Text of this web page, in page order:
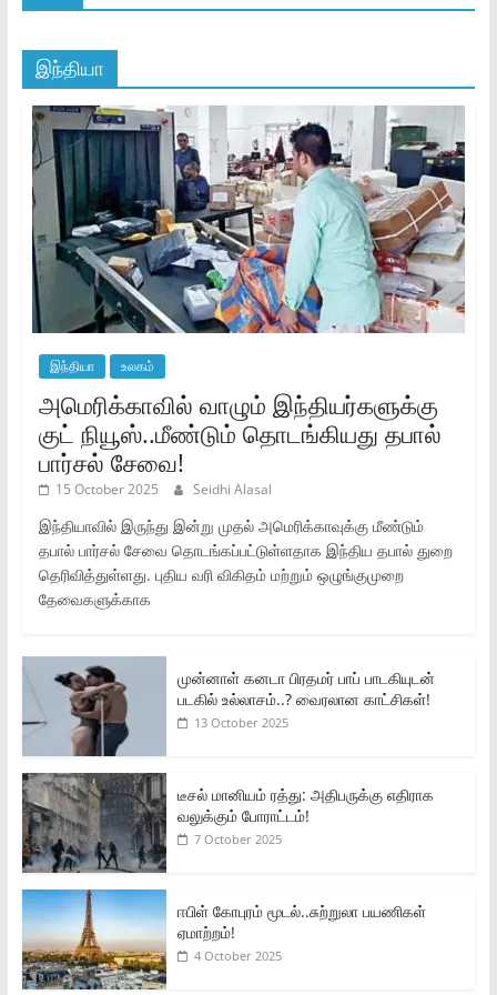
இந்தியா
இந்தியா உலகம்
அமெரிக்காவில் வாழும் இந்தியர்களுக்கு
குட் நியூஸ்..மீண்டும் தொடங்கியது தபால்
பார்சல் சேவை!
15 October 2025 Seidhi Alasal
இந்தியாவில் இருந்து இன்று முதல் அமெரிக்காவுக்கு மீண்டும்
தபால் பார்சல் சேவை தொடங்கப்பட்டுள்ளதாக இந்திய தபால் துறை
தெரிவித்துள்ளது. புதிய வரி விகிதம் மற்றும் ஒழுங்குமுறை
தேவைகளுக்காக
முன்னாள் கனடா பிரதமர் பாப் பாடகியுடன்
படகில் உல்லாசம்..? வைரலான காட்சிகள்!
13 October 2025
டீசல் மானியம் ரத்து: அதிபருக்கு எதிராக
வலுக்கும் போராட்டம்!
7 October 2025
ஈபிள் கோபுரம் மூடல்..சுற்றுலா பயணிகள்
ஏமாற்றம்!
4 October 2025